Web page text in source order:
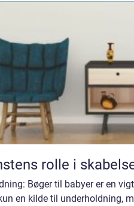
rolle i
Bøger til babyer er en
en kilde til underholdning,